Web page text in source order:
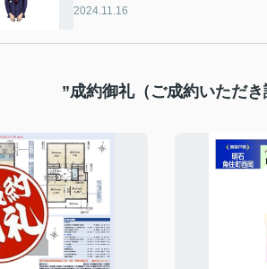
2024.11.16
”成約御礼（ご成約いただ